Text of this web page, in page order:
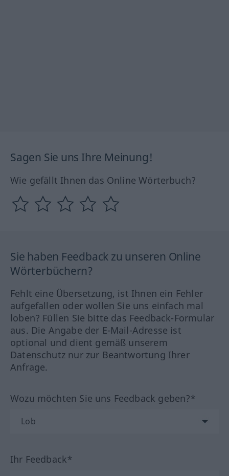
Sagen Sie uns Ihre Meinung!
Wie gefällt Ihnen das Online Wörterbuch?
Sie haben Feedback zu unseren Online
Wörterbüchern?
Fehlt eine Übersetzung, ist Ihnen ein Fehler
aufgefallen oder wollen Sie uns einfach mal
loben? Füllen Sie bitte das Feedback-Formular
aus. Die Angabe der E-Mail-Adresse ist
optional und dient gemäß unserem
Datenschutz nur zur Beantwortung Ihrer
Anfrage.
Wozu möchten Sie uns Feedback geben?*
Ihr Feedback*